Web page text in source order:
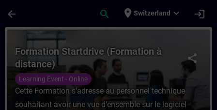
arrow_back search place Switzerland expand_more login
Course - Formation Startdrive
share
Formation Startdrive (Formation à
distance)
Learning Event - Online
Cette Formation s'adresse au personnel technique
souhaitant avoir une vue d’ensemble sur le logiciel